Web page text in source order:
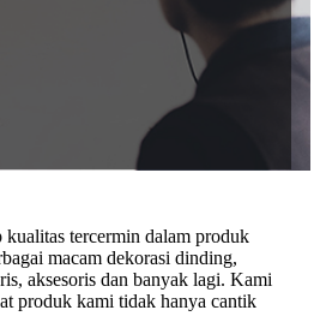
tercermin dalam produk
macam dekorasi dinding,
aksesoris dan banyak lagi. Kami
produk kami tidak hanya cantik